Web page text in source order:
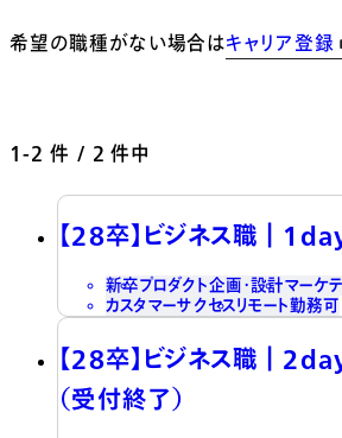
希望の職種がない場合はキャリア登録
1-2 件 / 2 件中
【28卒】ビジネス職
新卒プロダクト企画・設計マーケ
カスタマーサクセスリモート勤務可
【28卒】ビジネス職
（受付終了）